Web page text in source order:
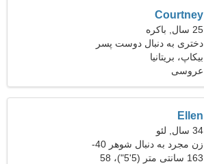
Courtney
25 سال, باکره
دختری به دنبال دوست پسر
بیکاپ، بریتانیا
عروسی
Ellen
34 سال, لئو
زن مجرد به دنبال شوهر 40-
43
163 سانتی متر (5'5")، 58